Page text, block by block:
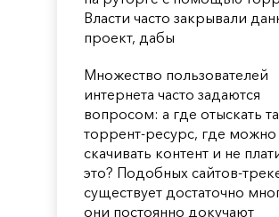
Власти часто закрывали
проект, дабы
Множество пользователей
интернета часто задаются
вопросом: а где отыскать
торрент-ресурс, где можно
скачивать контент и не
это? Подобных сайтов-
существует достаточно
они постоянно докучают